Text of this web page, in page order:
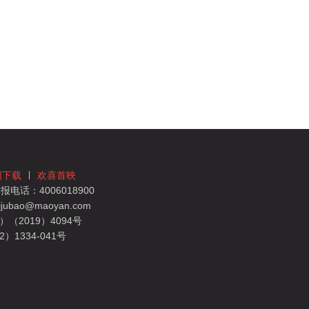
下载
欢喜首映
电话：4006018900
（2019）4094号
）1334-041号